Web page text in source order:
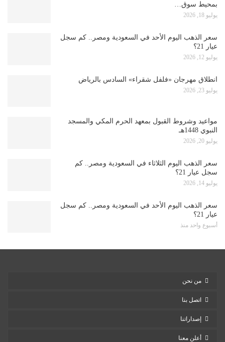
بمحيط سوق…
يوليو 18, 2026
سعر الذهب اليوم الأحد في السعودية ومصر.. كم سجل
عيار 21؟
يوليو 12, 2026
انطلاق مهرجان «فلفل شقراء» السادس بالرياض
يوليو 23, 2026
مواعيد وشروط القبول بمعهد الحرم المكي والمسجد
النبوي 1448هـ
يوليو 20, 2026
سعر الذهب اليوم الثلاثاء في السعودية ومصر.. كم
سجل عيار 21؟
يوليو 14, 2026
سعر الذهب اليوم الأحد في السعودية ومصر.. كم سجل
عيار 21؟
أسبوع واحد منذ
من نحن
اتصل بنا
إصداراتنا
أعلن معنا